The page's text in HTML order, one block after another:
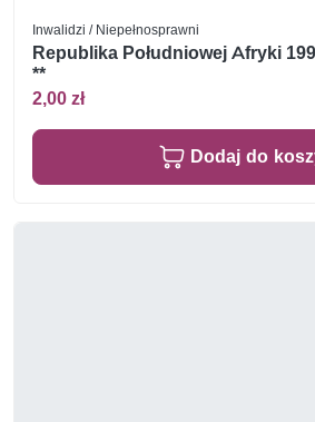
Inwalidzi / Niepełnosprawni
Republika Południowej Afryki
**
2,00 zł
Dodaj do